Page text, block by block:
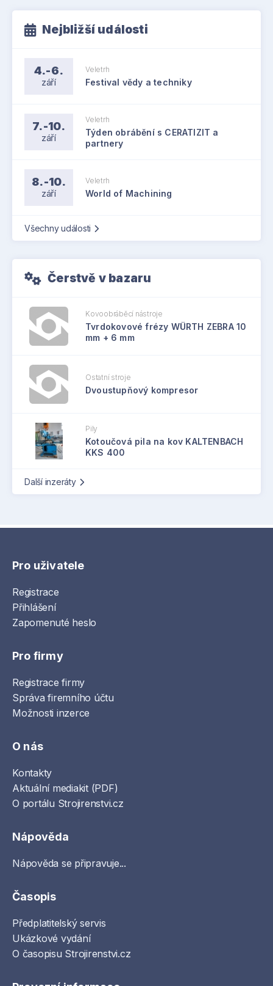
Nejbližší události
4.-6.
září
Veletrh
Festival vědy a techniky
7.-10.
září
Veletrh
Týden obrábění s CERATIZIT a
partnery
8.-10.
září
Veletrh
World of Machining
Všechny události
Čerstvě v bazaru
Kovoobráběcí nástroje
Tvrdokovové frézy WÜRTH ZEBRA 10
mm + 6 mm
Ostatní stroje
Dvoustupňový kompresor
Pily
Kotoučová pila na kov KALTENBACH
KKS 400
Další inzeráty
Pro uživatele
Registrace
Přihlášení
Zapomenuté heslo
Pro firmy
Registrace firmy
Správa firemního účtu
Možnosti inzerce
O nás
Kontakty
Aktuální mediakit (PDF)
O portálu Strojirenstvi.cz
Nápověda
Nápověda se připravuje...
Časopis
Předplatitelský servis
Ukázkové vydání
O časopisu Strojirenstvi.cz